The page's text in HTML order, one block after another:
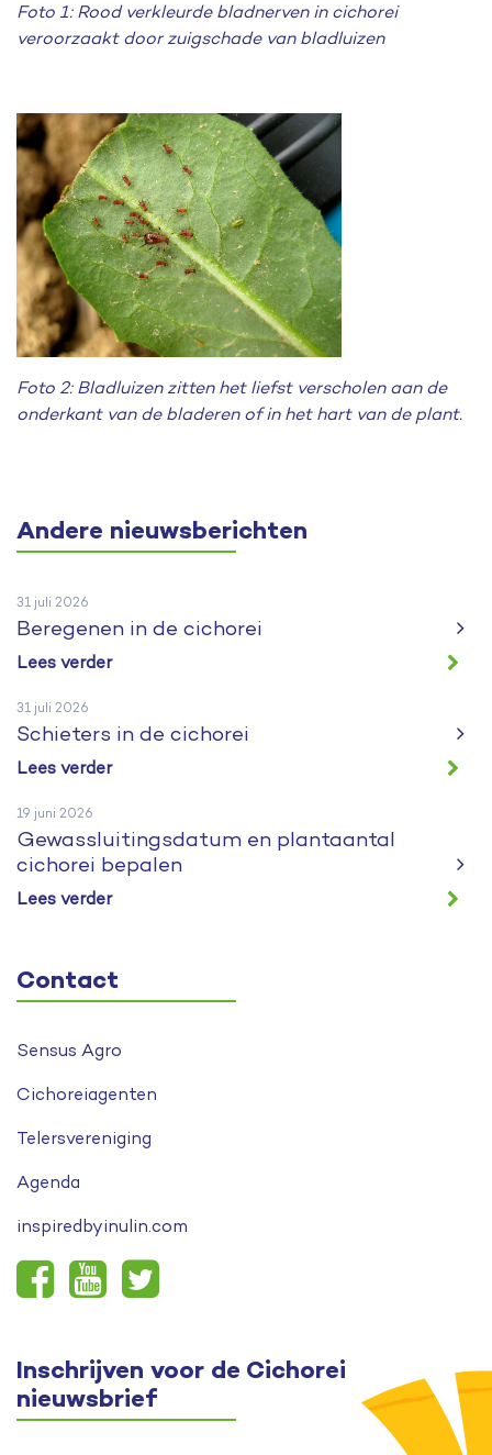
Foto 1: Rood verkleurde bladnerven in cichorei
veroorzaakt door zuigschade van bladluizen
Foto 2: Bladluizen zitten het liefst verscholen aan de
onderkant van de bladeren of in het hart van de plant.
Andere nieuwsberichten
31 juli 2026
Beregenen in de cichorei
Lees verder
31 juli 2026
Schieters in de cichorei
Lees verder
19 juni 2026
Gewassluitingsdatum en plantaantal
cichorei bepalen
Lees verder
Contact
Sensus Agro
Cichoreiagenten
Telersvereniging
Agenda
inspiredbyinulin.com
Inschrijven voor de Cichorei
nieuwsbrief